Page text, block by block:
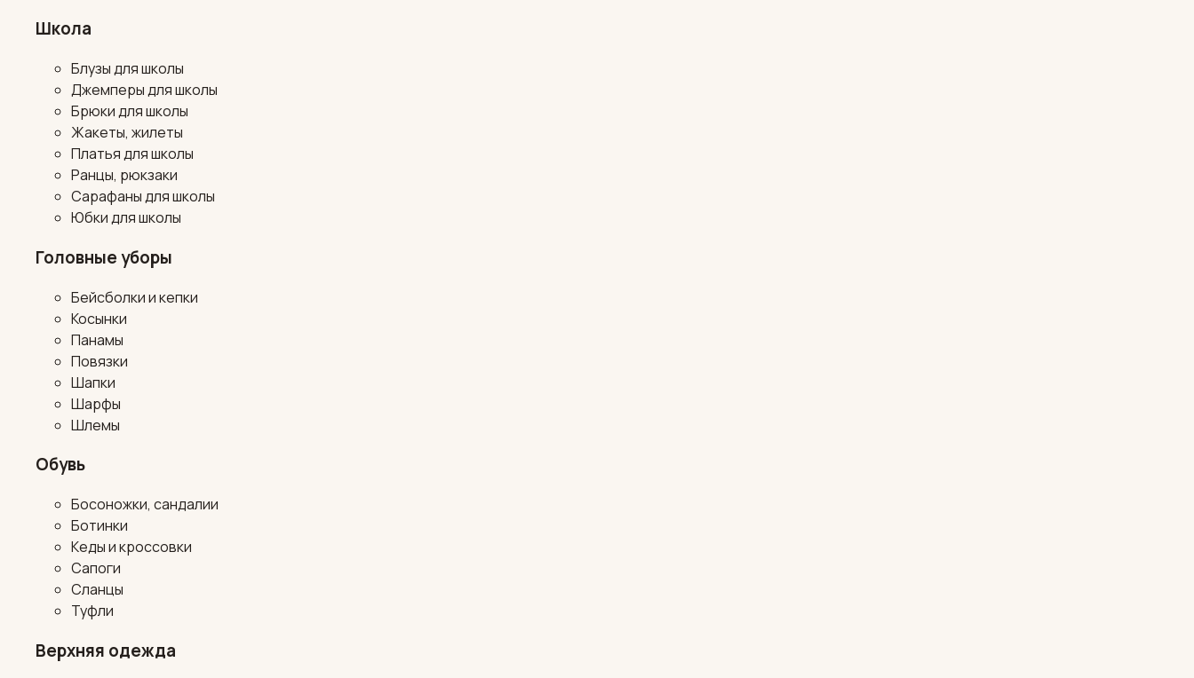
Школа
Блузы для школы
Джемперы для школы
Брюки для школы
Жакеты, жилеты
Платья для школы
Ранцы, рюкзаки
Сарафаны для школы
Юбки для школы
Головные уборы
Бейсболки и кепки
Косынки
Панамы
Повязки
Шапки
Шарфы
Шлемы
Обувь
Босоножки, сандалии
Ботинки
Кеды и кроссовки
Сапоги
Сланцы
Туфли
Верхняя одежда